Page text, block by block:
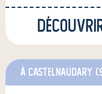
à Castelnaudary